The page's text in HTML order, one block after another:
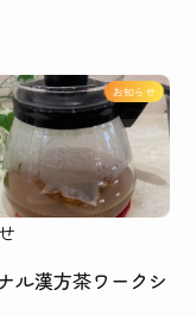
お知らせ
ル漢方茶ワークシ